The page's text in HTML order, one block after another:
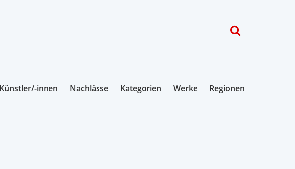
Künstler/-innen Nachlässe Kategorien Werke Regionen